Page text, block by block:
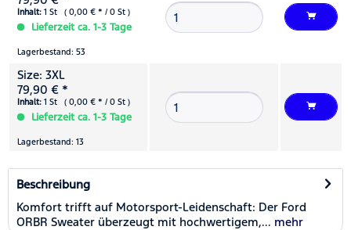
Inhalt: 1 St ( 0,00 € * / 0 St )
Lieferzeit ca. 1-3 Tage
Lagerbestand: 53
Size: 3XL
79,90 € *
Inhalt: 1 St ( 0,00 € * / 0 St )
Lieferzeit ca. 1-3 Tage
Lagerbestand: 13
Beschreibung
Komfort trifft auf Motorsport-Leidenschaft: Der Ford
ORBR Sweater überzeugt mit hochwertigem,... mehr